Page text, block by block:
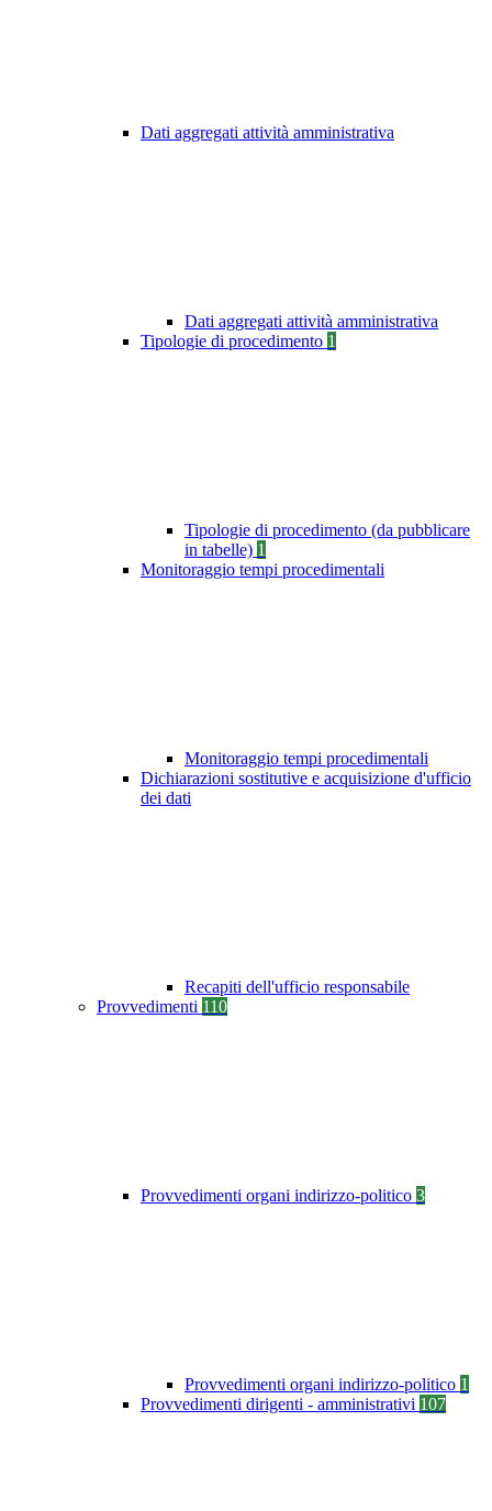
Dati aggregati attività amministrativa
Dati aggregati attività amministrativa
Tipologie di procedimento 1
Tipologie di procedimento (da pubblicare
in tabelle) 1
Monitoraggio tempi procedimentali
Monitoraggio tempi procedimentali
Dichiarazioni sostitutive e acquisizione d'ufficio
dei dati
Recapiti dell'ufficio responsabile
Provvedimenti 110
Provvedimenti organi indirizzo-politico 3
Provvedimenti organi indirizzo-politico 1
Provvedimenti dirigenti - amministrativi 107